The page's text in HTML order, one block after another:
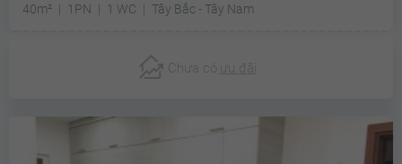
40m²
1PN 1 WC Tây Bắc - Tây Nam
Chưa có ưu đãi